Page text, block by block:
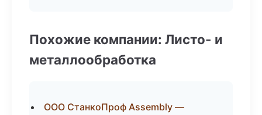
Похожие компании: Листо- и
металлообработка
ООО СтанкоПроф Assembly —